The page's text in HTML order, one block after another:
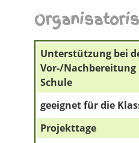
Unterstützung bei
Vor-/Nachbereitung
Schule
geeignet für die
Projekttage